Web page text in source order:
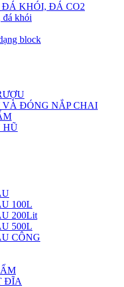
KHÓI, ĐÁ CO2
đá khói
block
VÀ ĐÓNG NẮP CHAI
HŨ
100L
200Lit
500L
CÔNG
ĐĨA